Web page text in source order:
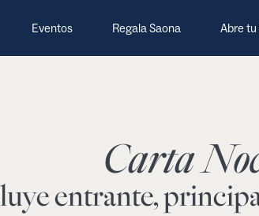
Eventos Regala Saona Abre tu
Carta
entrante,